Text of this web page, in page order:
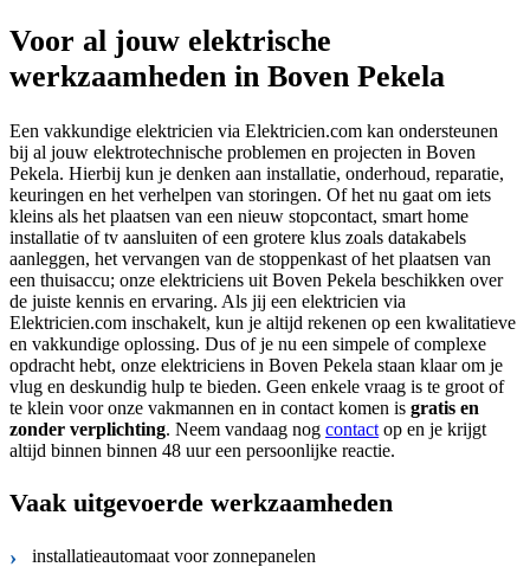
Voor al jouw elektrische
werkzaamheden in Boven Pekela
Een vakkundige elektricien via Elektricien.com kan ondersteunen
bij al jouw elektrotechnische problemen en projecten in Boven
Pekela. Hierbij kun je denken aan installatie, onderhoud, reparatie,
keuringen en het verhelpen van storingen. Of het nu gaat om iets
kleins als het plaatsen van een nieuw stopcontact, smart home
installatie of tv aansluiten of een grotere klus zoals datakabels
aanleggen, het vervangen van de stoppenkast of het plaatsen van
een thuisaccu; onze elektriciens uit Boven Pekela beschikken over
de juiste kennis en ervaring. Als jij een elektricien via
Elektricien.com inschakelt, kun je altijd rekenen op een kwalitatieve
en vakkundige oplossing. Dus of je nu een simpele of complexe
opdracht hebt, onze elektriciens in Boven Pekela staan klaar om je
vlug en deskundig hulp te bieden. Geen enkele vraag is te groot of
te klein voor onze vakmannen en in contact komen is gratis en
zonder verplichting. Neem vandaag nog contact op en je krijgt
altijd binnen binnen 48 uur een persoonlijke reactie.
Vaak uitgevoerde werkzaamheden
installatieautomaat voor zonnepanelen